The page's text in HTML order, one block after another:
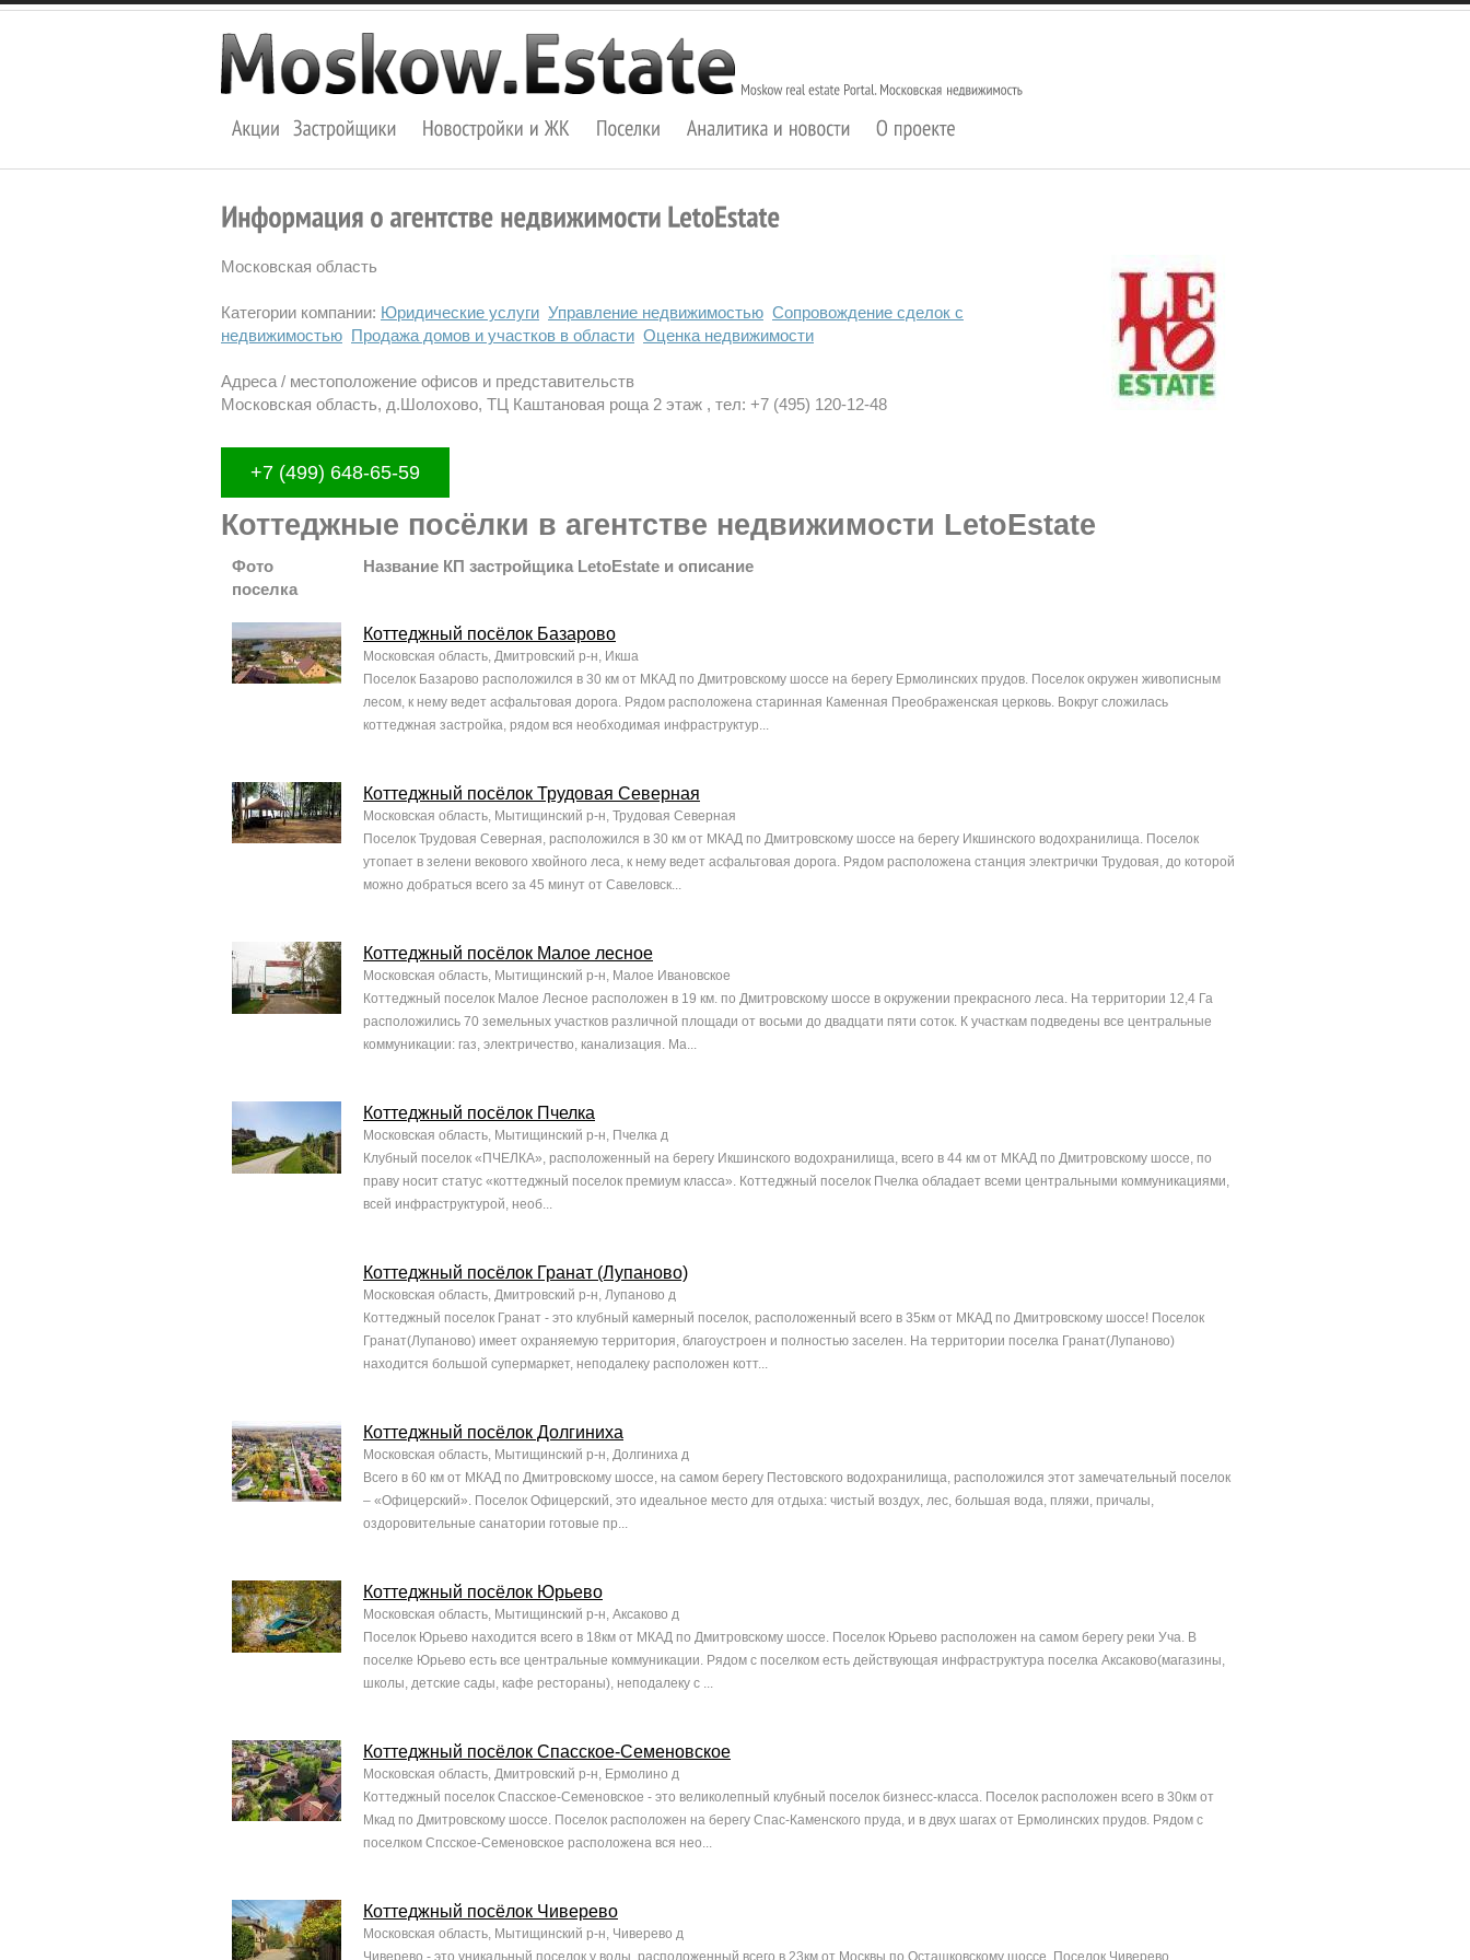
Московская область
Категории компании: Юридические услуги Управление недвижимостью Сопровождение сделок с
недвижимостью Продажа домов и участков в области Оценка недвижимости
Адреса / местоположение офисов и представительств
Московская область, д.Шолохово, ТЦ Каштановая роща 2 этаж , тел: +7 (495) 120-12-48
+7 (499) 648-65-59
Коттеджные посёлки в агентстве недвижимости LetoEstate
Фото
поселка
Название КП застройщика LetoEstate и описание
Коттеджный посёлок Базарово
Московская область, Дмитровский р-н, Икша
Поселок Базарово расположился в 30 км от МКАД по Дмитровскому шоссе на берегу Ермолинских прудов. Поселок окружен живописным
лесом, к нему ведет асфальтовая дорога. Рядом расположена старинная Каменная Преображенская церковь. Вокруг сложилась
коттеджная застройка, рядом вся необходимая инфраструктур...
Коттеджный посёлок Трудовая Северная
Московская область, Мытищинский р-н, Трудовая Северная
Поселок Трудовая Северная, расположился в 30 км от МКАД по Дмитровскому шоссе на берегу Икшинского водохранилища. Поселок
утопает в зелени векового хвойного леса, к нему ведет асфальтовая дорога. Рядом расположена станция электрички Трудовая, до которой
можно добраться всего за 45 минут от Савеловск...
Коттеджный посёлок Малое лесное
Московская область, Мытищинский р-н, Малое Ивановское
Коттеджный поселок Малое Лесное расположен в 19 км. по Дмитровскому шоссе в окружении прекрасного леса. На территории 12,4 Га
расположились 70 земельных участков различной площади от восьми до двадцати пяти соток. К участкам подведены все центральные
коммуникации: газ, электричество, канализация. Ма...
Коттеджный посёлок Пчелка
Московская область, Мытищинский р-н, Пчелка д
Клубный поселок «ПЧЕЛКА», расположенный на берегу Икшинского водохранилища, всего в 44 км от МКАД по Дмитровскому шоссе, по
праву носит статус «коттеджный поселок премиум класса». Коттеджный поселок Пчелка обладает всеми центральными коммуникациями,
всей инфраструктурой, необ...
Коттеджный посёлок Гранат (Лупаново)
Московская область, Дмитровский р-н, Лупаново д
Коттеджный поселок Гранат - это клубный камерный поселок, расположенный всего в 35км от МКАД по Дмитровскому шоссе! Поселок
Гранат(Лупаново) имеет охраняемую территория, благоустроен и полностью заселен. На территории поселка Гранат(Лупаново)
находится большой супермаркет, неподалеку расположен котт...
Коттеджный посёлок Долгиниха
Московская область, Мытищинский р-н, Долгиниха д
Всего в 60 км от МКАД по Дмитровскому шоссе, на самом берегу Пестовского водохранилища, расположился этот замечательный поселок
– «Офицерский». Поселок Офицерский, это идеальное место для отдыха: чистый воздух, лес, большая вода, пляжи, причалы,
оздоровительные санатории готовые пр...
Коттеджный посёлок Юрьево
Московская область, Мытищинский р-н, Аксаково д
Поселок Юрьево находится всего в 18км от МКАД по Дмитровскому шоссе. Поселок Юрьево расположен на самом берегу реки Уча. В
поселке Юрьево есть все центральные коммуникации. Рядом с поселком есть действующая инфраструктура поселка Аксаково(магазины,
школы, детские сады, кафе рестораны), неподалеку с ...
Коттеджный посёлок Спасское-Семеновское
Московская область, Дмитровский р-н, Ермолино д
Коттеджный поселок Спасское-Семеновское - это великолепный клубный поселок бизнесс-класса. Поселок расположен всего в 30км от
Мкад по Дмитровскому шоссе. Поселок расположен на берегу Спас-Каменского пруда, и в двух шагах от Ермолинских прудов. Рядом с
поселком Спсское-Семеновское расположена вся нео...
Коттеджный посёлок Чиверево
Московская область, Мытищинский р-н, Чиверево д
Чиверево - это уникальный поселок у воды, расположенный всего в 23км от Москвы по Осташковскому шоссе. Поселок Чиверево